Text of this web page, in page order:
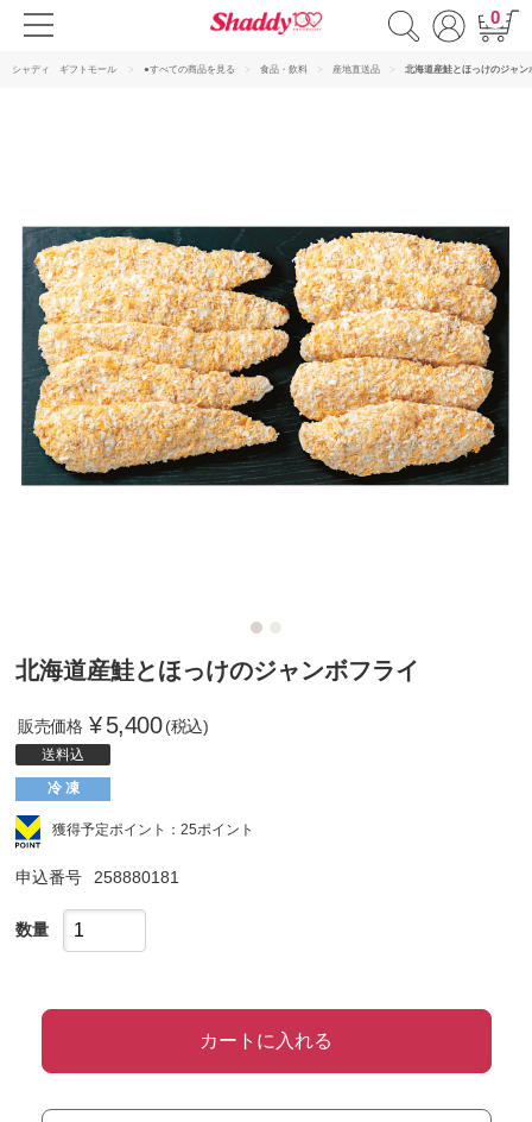
0
シャディ ギフトモール ●すべての商品を見る 食品・飲料 産地直送品 北海道産鮭とほっけのジャン
北海道産鮭とほっけのジャンボフライ
販売価格 ¥5,400 (税込)
送料込
冷 凍
獲得予定ポイント：25ポイント
申込番号 258880181
数量
カートに入れる